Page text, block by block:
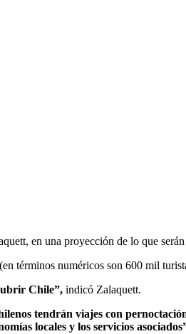
en una proyección de lo que
términos numéricos son 600 mil
Chile”, indicó Zalaquett.
tendrán viajes con
locales y los servicios